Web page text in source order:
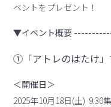
ベントをプレゼント！
▼イベント概要
①「アトレのはたけ
＜開催日＞
2025年10月18日(土) 9:30